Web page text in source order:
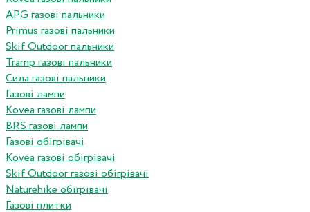
APG газові пальники
Primus газові пальники
Skif Outdoor пальники
Tramp газові пальники
Сила газові пальники
Газові лампи
Kovea газові лампи
BRS газові лампи
Газові обігрівачі
Kovea газові обігрівачі
Skif Outdoor газові обігрівачі
Naturehike обігрівачі
Газові плитки